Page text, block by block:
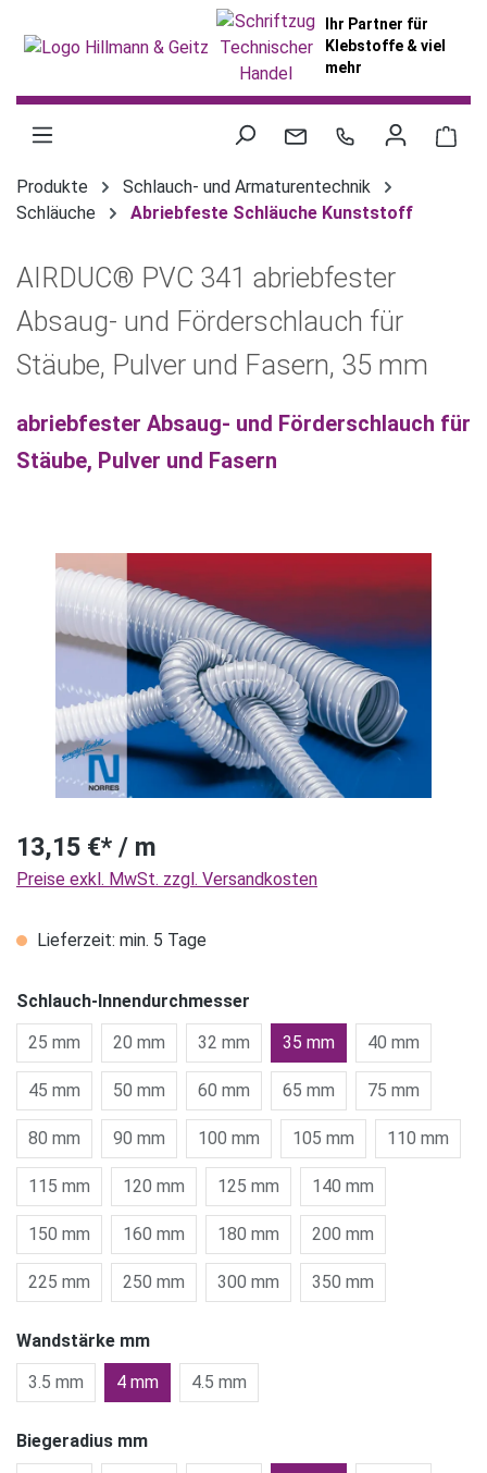
Ihr Partner für
Klebstoffe & viel
mehr
Produkte
Schlauch- und Armaturentechnik
Schläuche
Abriebfeste Schläuche Kunststoff
AIRDUC® PVC 341 abriebfester
Absaug- und Förderschlauch für
Stäube, Pulver und Fasern, 35 mm
abriebfester Absaug- und Förderschlauch für
Stäube, Pulver und Fasern
Bildergalerie überspringen
13,15 €* / m
Preise exkl. MwSt. zzgl. Versandkosten
Lieferzeit: min. 5 Tage
Schlauch-Innendurchmesser
25 mm
20 mm 32 mm 35 mm 40 mm
45 mm 50 mm 60 mm 65 mm 75 mm
80 mm 90 mm 100 mm 105 mm 110 mm
115 mm 120 mm 125 mm 140 mm
150 mm 160 mm 180 mm 200 mm
225 mm 250 mm 300 mm 350 mm
Wandstärke mm
3.5 mm
4 mm 4.5 mm
Biegeradius mm